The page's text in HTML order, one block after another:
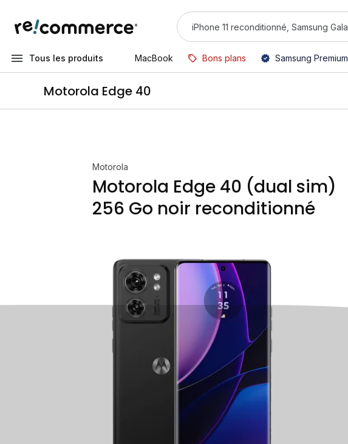
Tous les produits MacBook Bons plans Samsung Premium
Motorola Edge 40
Motorola
Motorola Edge 40 (dual sim)
256 Go noir reconditionné